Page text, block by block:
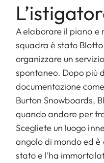
A elaborare il piano e
squadra è stato
organizzare un
spontaneo. Dopo più
documentazione
Burton Snowboards,
quando andare per
Scegliete un luogo
angolo di mondo ed è
stato e l’ha